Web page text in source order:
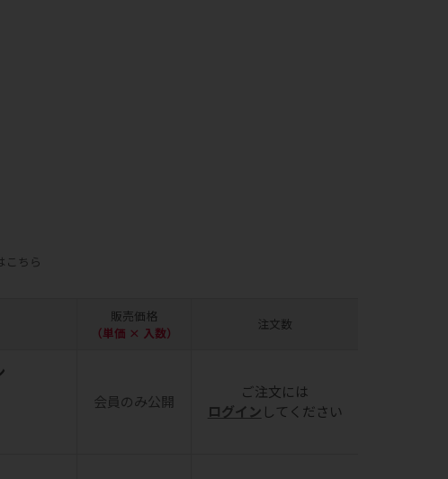
こちら
販売価格
（単価 × 入数）
注文数
会員のみ公開
ご注文には
ログイン してください